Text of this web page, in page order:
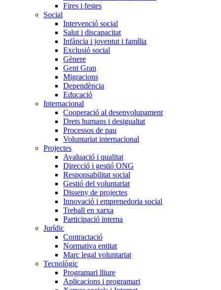
Fires i festes
Social
Intervenció social
Salut i discapacitat
Infància i joventut i família
Exclusió social
Gènere
Gent Gran
Migracions
Dependència
Educació
Internacional
Cooperació al desenvolupament
Drets humans i desigualtat
Processos de pau
Voluntariat internacional
Projectes
Avaluació i qualitat
Direcció i gestió ONG
Responsabilitat social
Gestió del voluntariat
Disseny de projectes
Innovació i emprenedoria social
Treball en xarxa
Participació interna
Jurídic
Contractació
Normativa entitat
Marc legal voluntariat
Tecnològic
Programari lliure
Aplicacions i programari